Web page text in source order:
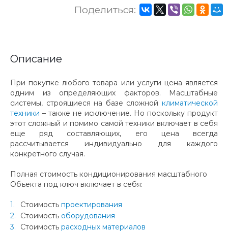
Поделиться:
Описание
При покупке любого товара или услуги цена является
одним из определяющих факторов. Масштабные
системы, строящиеся на базе сложной климатической
техники – также не исключение. Но поскольку продукт
этот сложный и помимо самой техники включает в себя
еще ряд составляющих, его цена всегда
рассчитывается индивидуально для каждого
конкретного случая.
Полная стоимость кондиционирования масштабного
Объекта под ключ включает в себя:
Стоимость проектирования
Стоимость оборудования
Стоимость расходных материалов